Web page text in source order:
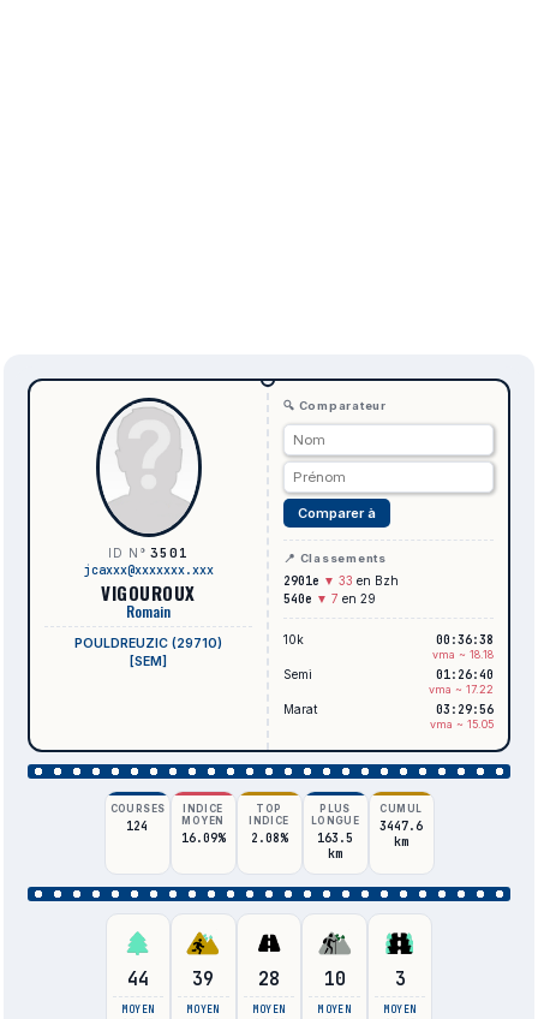
ID N°3501
jcaxxx@xxxxxxx.xxx
VIGOUROUX
Romain
POULDREUZIC (29710)
[SEM]
🔍 Comparateur
Comparer à
📍 Classements
2901e ▼ 33 en Bzh
540e ▼ 7 en 29
10k 00:36:38
vma ~ 18.18
Semi 01:26:40
vma ~ 17.22
Marat 03:29:56
vma ~ 15.05
COURSES
124
INDICE
MOYEN
16.09%
TOP
INDICE
2.08%
PLUS
LONGUE
163.5
km
CUMUL
3447.6
km
44
MOYEN
39
MOYEN
28
MOYEN
10
MOYEN
3
MOYEN